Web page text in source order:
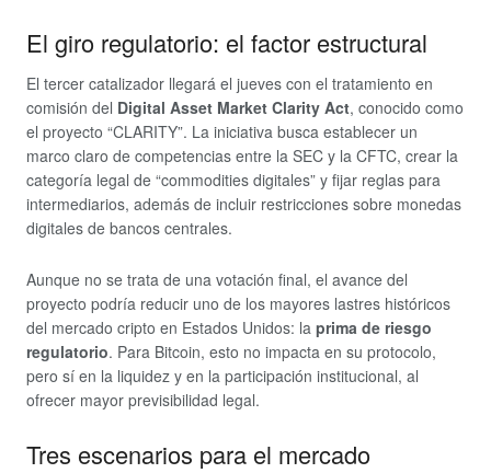
El giro regulatorio: el factor estructural
El tercer catalizador llegará el jueves con el tratamiento en
comisión del Digital Asset Market Clarity Act, conocido como
el proyecto “CLARITY”. La iniciativa busca establecer un
marco claro de competencias entre la SEC y la CFTC, crear la
categoría legal de “commodities digitales” y fijar reglas para
intermediarios, además de incluir restricciones sobre monedas
digitales de bancos centrales.
Aunque no se trata de una votación final, el avance del
proyecto podría reducir uno de los mayores lastres históricos
del mercado cripto en Estados Unidos: la prima de riesgo
regulatorio. Para Bitcoin, esto no impacta en su protocolo,
pero sí en la liquidez y en la participación institucional, al
ofrecer mayor previsibilidad legal.
Tres escenarios para el mercado